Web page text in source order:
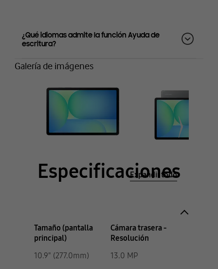
¿Qué idiomas admite la función Ayuda de
escritura?
Galería de imágenes
Especificaciones
Expandir todo
Tamaño (pantalla
principal)
10.9" (277.0mm)
Cámara trasera -
Resolución
13.0 MP